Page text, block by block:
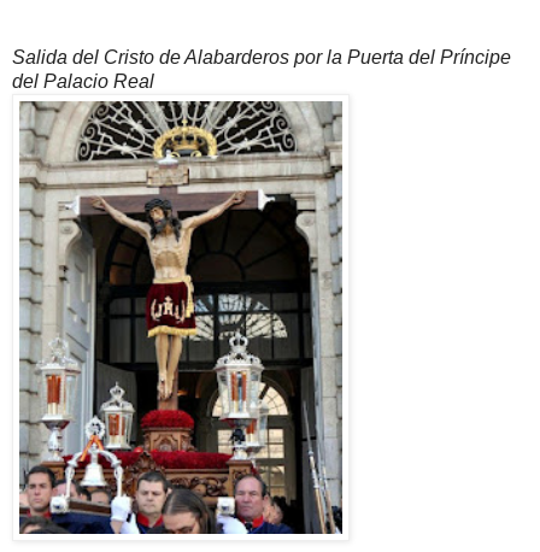
Salida del Cristo de Alabarderos por la Puerta del Príncipe
del Palacio Real